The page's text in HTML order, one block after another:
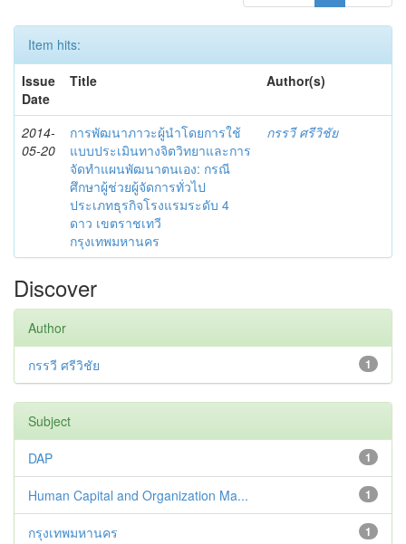
Item hits:
Issue
Date
Title Author(s)
2014-
05-20
การพัฒนาภาวะผู้นำโดยการใช้
แบบประเมินทางจิตวิทยาและการ
จัดทำแผนพัฒนาตนเอง: กรณี
ศึกษาผู้ช่วยผู้จัดการทั่วไป
ประเภทธุรกิจโรงแรมระดับ 4
ดาว เขตราชเทวี
กรุงเทพมหานคร
กรรวี ศรีวิชัย
Discover
Author
1
กรรวี ศรีวิชัย
Subject
1
DAP
1
Human Capital and Organization Ma...
1
กรุงเทพมหานคร